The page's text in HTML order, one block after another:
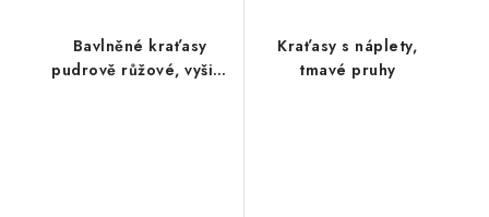
Bavlněné kraťasy
pudrově růžové, vyšitá
Kraťasy s náplety,
tmavé pruhy